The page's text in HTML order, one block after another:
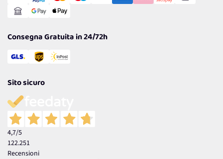
Reso Facile e Veloce
Consegna Gratuita in 24/72h
Sito sicuro
4,7/5
122.251
Recensioni